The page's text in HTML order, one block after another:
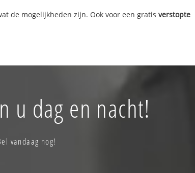
de mogelijkheden zijn. Ook voor een gratisverstopte
u dag en nacht!
vandaag nog!